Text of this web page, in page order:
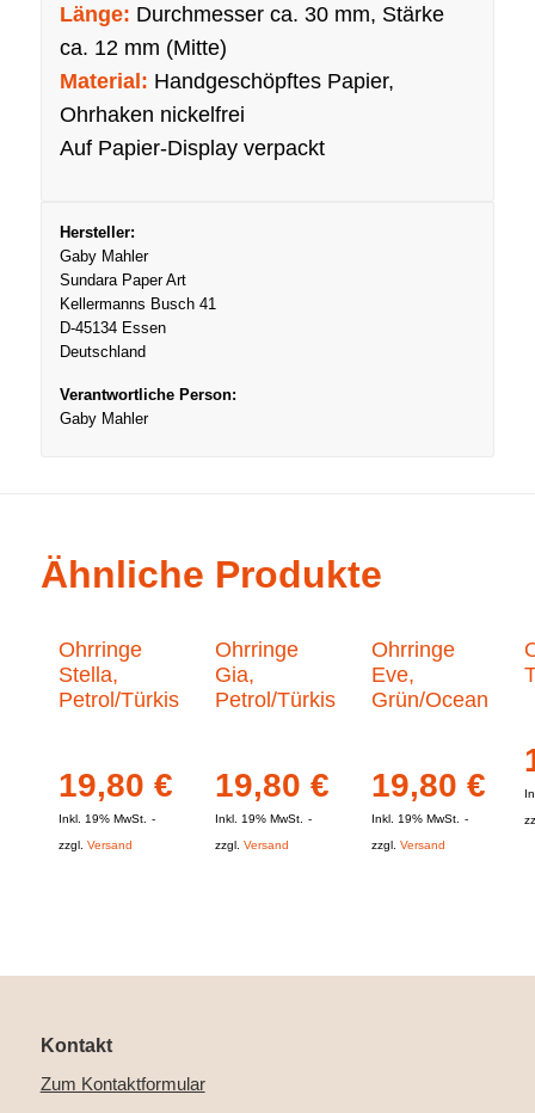
Länge: Durchmesser ca. 30 mm, Stärke
ca. 12 mm (Mitte)
Material: Handgeschöpftes Papier,
Ohrhaken nickelfrei
Auf Papier-Display verpackt
Hersteller:
Gaby Mahler
Sundara Paper Art
Kellermanns Busch 41
D-45134 Essen
Deutschland
Verantwortliche Person:
Gaby Mahler
Ähnliche Produkte
Ohrringe
Stella,
Petrol/Türkis
19,80 €
Inkl. 19% MwSt.
zzgl. Versand
Ohrringe
Gia,
Petrol/Türkis
19,80 €
Inkl. 19% MwSt.
zzgl. Versand
Ohrringe
Eve,
Grün/Ocean
19,80 €
Inkl. 19% MwSt.
zzgl. Versand
Kontakt
Zum Kontaktformular